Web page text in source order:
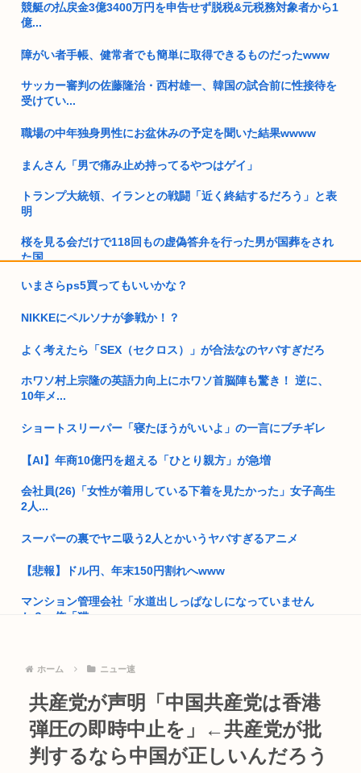
競艇の払戻金3億3400万円を申告せず脱税&元税務対象者から1
億...
障がい者手帳、健常者でも簡単に取得できるものだったwww
サッカー審判の佐藤隆治・西村雄一、韓国の試合前に性接待を
受けてい...
職場の中年独身男性にお盆休みの予定を聞いた結果wwww
まんさん「男で痛み止め持ってるやつはゲイ」
トランプ大統領、イランとの戦闘「近く終結するだろう」と表
明
桜を見る会だけで118回もの虚偽答弁を行った男が国葬をされ
た国、...
独身女教師(29)「はいはいどうせ私は生き遅れ独身ですよ！(酒
高市首相が今日8/6に広島で開いた「会見」首相と官邸•広島の
た、看過で...
【動画】アメリカ人、タイヤをホイールにはめるため火薬を投
入→爆発...
なんで日本って原爆落とされたの？
「ヘイジャップ、お前のとこの学校の先生が児ポ持ってるぞ」
共産党、1700件もの虚偽の赤旗購読申し込みをした人を偽計業
援しよう...
菅直人元総理、再評価されるwww
【正論】中国政府「日本は原爆の被害者面を辞め、原爆が落と
された原...
いまさらps5買ってもいいかな？
NIKKEにペルソナが参戦か！？
よく考えたら「SEX（セクロス）」が合法なのヤバすぎだろ
ホワソ村上宗隆の英語力向上にホワソ首脳陣も驚き！ 逆に、
10年メ...
ショートスリーパー「寝たほうがいいよ」の一言にブチギレ
【AI】年商10億円を超える「ひとり親方」が急増
会社員(26)「女性が着用している下着を見たかった」女子高生
2人...
スーパーの裏でヤニ吸う2人とかいうヤバすぎるアニメ
【悲報】ドル円、年末150円割れへwww
マンション管理会社「水道出しっぱなしになっていません
か？」俺「猫...
【画像】人気ソシャゲの新キャラ、おっぱいの揺れがエグすぎ
てまうw...
最近の警察って簡単に鉄砲撃つようになってないか？
ホーム ニュー速
共産党が声明「中国共産党は香港
弾圧の即時中止を」←共産党が批
判するなら中国が正しいんだろう